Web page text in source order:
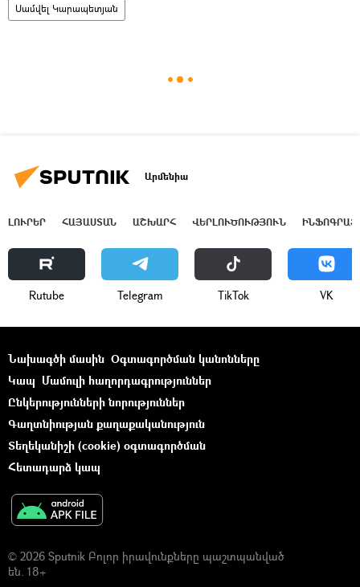
Սամվել Կարապետյան
Արմենիա
ԼՈՒՐԵՐ ՀԱՅԱՍՏԱՆ ԱՇԽԱՐՀ ՎԵՐԼՈՒԾՈՒԹՅՈՒՆ
Rutube Telegram ТikТоk VK
Նախագծի մասին Օգտագործման կանոնները
Կապ Մամուլի հաղորդագրություններ
Ընկերությունների նորություններ
Գաղտնիության քաղաքականություն
Տեղեկանիշի (cookie) օգտագործման
Հետադարձ կապ
© 2026 Sputnik Բոլոր իրավունքները պաշտպանված
են. 18+